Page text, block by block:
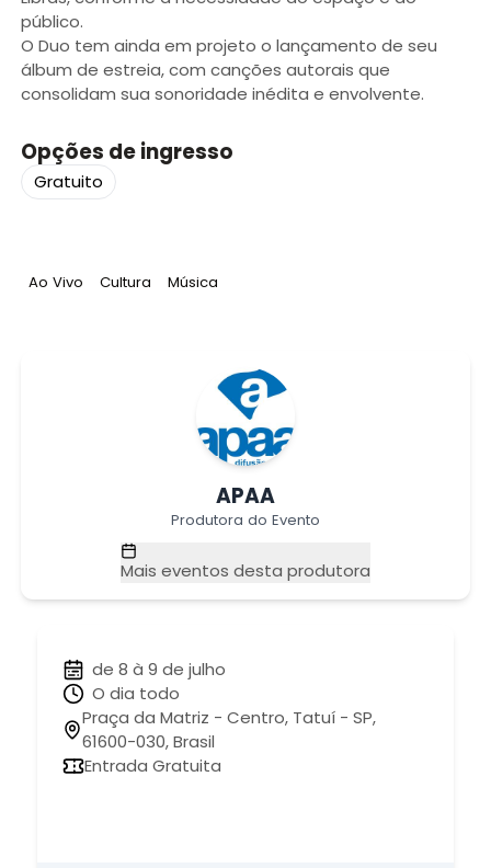
público.
O Duo tem ainda em projeto o lançamento de seu
álbum de estreia, com canções autorais que
consolidam sua sonoridade inédita e envolvente.
Opções de ingresso
Gratuito
Tag:
Ao Vivo Tag:
Cultura Tag:
Música
APAA
Produtora do Evento
Mais eventos desta produtora
de 8 à 9 de julho
O dia todo
Praça da Matriz - Centro, Tatuí - SP,
61600-030, Brasil
Entrada Gratuita